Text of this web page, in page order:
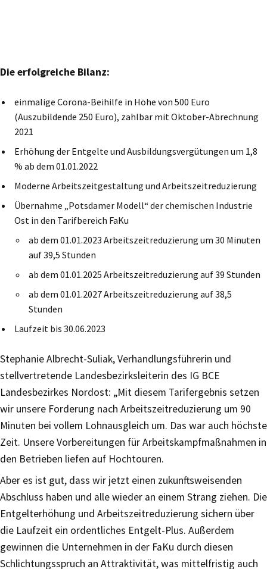
Die erfolgreiche Bilanz:
einmalige Corona-Beihilfe in Höhe von 500 Euro
(Auszubildende 250 Euro), zahlbar mit Oktober-Abrechnung
2021
Erhöhung der Entgelte und Ausbildungsvergütungen um 1,8
% ab dem 01.01.2022
Moderne Arbeitszeitgestaltung und Arbeitszeitreduzierung
Übernahme „Potsdamer Modell“ der chemischen Industrie
Ost in den Tarifbereich FaKu
ab dem 01.01.2023 Arbeitszeitreduzierung um 30 Minuten
auf 39,5 Stunden
ab dem 01.01.2025 Arbeitszeitreduzierung auf 39 Stunden
ab dem 01.01.2027 Arbeitszeitreduzierung auf 38,5
Stunden
Laufzeit bis 30.06.2023
Stephanie Albrecht-Suliak, Verhandlungsführerin und
stellvertretende Landesbezirksleiterin des IG BCE
Landesbezirkes Nordost: „Mit diesem Tarifergebnis setzen
wir unsere Forderung nach Arbeitszeitreduzierung um 90
Minuten bei vollem Lohnausgleich um. Das war auch höchste
Zeit. Unsere Vorbereitungen für Arbeitskampfmaßnahmen in
den Betrieben liefen auf Hochtouren.
Aber es ist gut, dass wir jetzt einen zukunftsweisenden
Abschluss haben und alle wieder an einem Strang ziehen. Die
Entgelterhöhung und Arbeitszeitreduzierung sichern über
die Laufzeit ein ordentliches Entgelt-Plus. Außerdem
gewinnen die Unternehmen in der FaKu durch diesen
Schlichtungsspruch an Attraktivität, was mittelfristig auch